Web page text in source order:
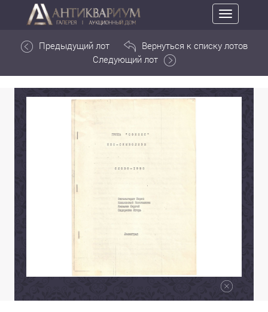
Toggle
navigation
Предыдущий лот
Вернуться к списку лотов
Следующий лот